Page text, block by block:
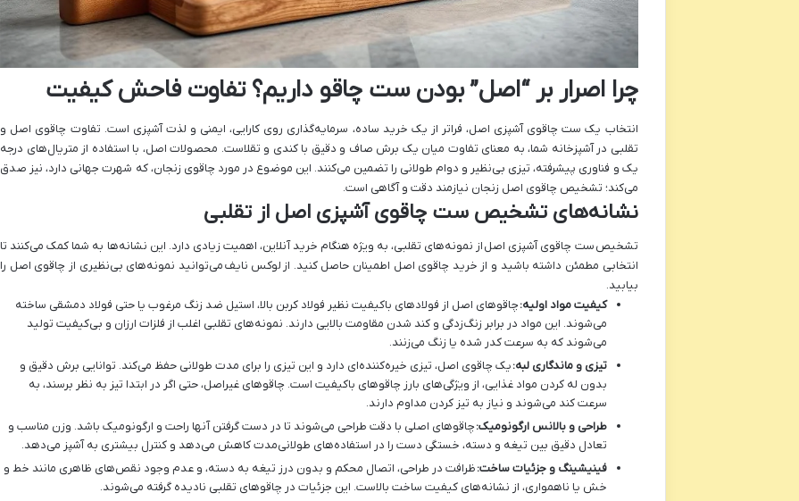
چرا اصرار بر “اصل” بودن ست چاقو داریم؟ تفاوت فاحش کیفیت
انتخاب یک ست چاقوی آشپزی اصل، فراتر از یک خرید ساده، سرمایه‌گذاری روی کارایی، ایمنی و لذت آشپزی است. تفاوت چاقوی اصل و
تقلبی در آشپزخانه شما، به معنای تفاوت میان یک برش صاف و دقیق با کندی و تقلاست. محصولات اصل، با استفاده از متریال‌های درجه
یک و فناوری پیشرفته، تیزی بی‌نظیر و دوام طولانی را تضمین می‌کنند. این موضوع در مورد چاقوی زنجان، که شهرت جهانی دارد، نیز صدق
می‌کند؛ تشخیص چاقوی اصل زنجان نیازمند دقت و آگاهی است.
نشانه‌های تشخیص ست چاقوی آشپزی اصل از تقلبی
تشخیصست چاقوی آشپزی اصلاز نمونه‌های تقلبی، به ویژه هنگام خرید آنلاین، اهمیت زیادی دارد. این نشانه‌ها به شما کمک می‌کنند تا
انتخابی مطمئن داشته باشید و از خرید چاقوی اصل اطمینان حاصل کنید. از لوکس نایفمی‌توانید نمونه‌های بی‌نظیری از چاقوی اصل را
بیابید.
کیفیت مواد اولیه:چاقوهای اصل از فولادهای باکیفیت نظیر فولاد کربن بالا، استیل ضد زنگ مرغوب یا حتی فولاد دمشقی ساخته
می‌شوند. این مواد در برابر زنگ‌زدگی و کند شدن مقاومت بالایی دارند. نمونه‌های تقلبی اغلب از فلزات ارزان و بی‌کیفیت تولید
می‌شوند که به سرعت کدر شده یا زنگ می‌زنند.
تیزی و ماندگاری لبه:یک چاقوی اصل، تیزی خیره‌کننده‌ای دارد و این تیزی را برای مدت طولانی حفظ می‌کند. توانایی برش دقیق و
بدون له کردن مواد غذایی، از ویژگی‌های بارز چاقوهای باکیفیت است. چاقوهای غیراصل، حتی اگر در ابتدا تیز به نظر برسند، به
سرعت کند می‌شوند و نیاز به تیز کردن مداوم دارند.
طراحی و بالانس ارگونومیک:چاقوهای اصلی با دقت طراحی می‌شوند تا در دست گرفتن آنها راحت و ارگونومیک باشد. وزن مناسب و
تعادل دقیق بین تیغه و دسته، خستگی دست را در استفاده‌های طولانی‌مدت کاهش می‌دهد و کنترل بیشتری به آشپز می‌دهد.
فینیشینگ و جزئیات ساخت:ظرافت در طراحی، اتصال محکم و بدون درز تیغه به دسته، و عدم وجود نقص‌های ظاهری مانند خط و
خش یا ناهمواری، از نشانه‌های کیفیت ساخت بالاست. این جزئیات در چاقوهای تقلبی نادیده گرفته می‌شوند.